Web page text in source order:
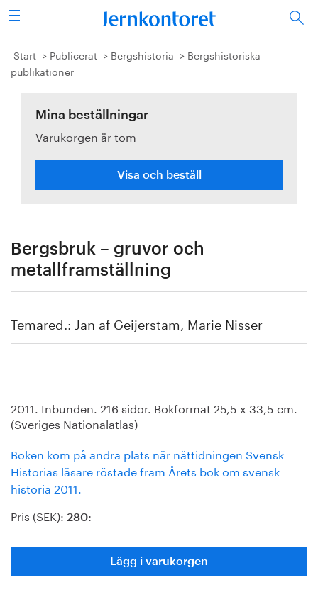
Sök
Stålindustrin
Forskning/utbildning
Energi/miljö
Vi tycker
Bildbank
Start Publicerat Bergshistoria
Bergshistoriska
publikationer
Mina beställningar
Varukorgen är tom
Visa och beställ
Bergsbruk – gruvor och
metallframställning
Temared.: Jan af Geijerstam, Marie Nisser
2011. Inbunden. 216 sidor. Bokformat 25,5 x 33,5 cm.
(Sveriges Nationalatlas)
Boken kom på andra plats när nättidningen Svensk
Historias läsare röstade fram Årets bok om svensk
historia 2011.
Pris (SEK): 280:-
Lägg i varukorgen